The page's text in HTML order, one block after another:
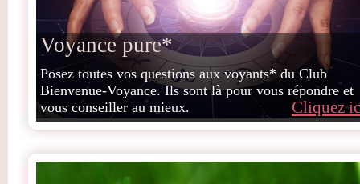
Voyance pure*
Cliquez
Posez toutes vos questions aux voyants* du Club
Bienvenue-Voyance. Ils sont là pour vous répondre et
vous conseiller au mieux.